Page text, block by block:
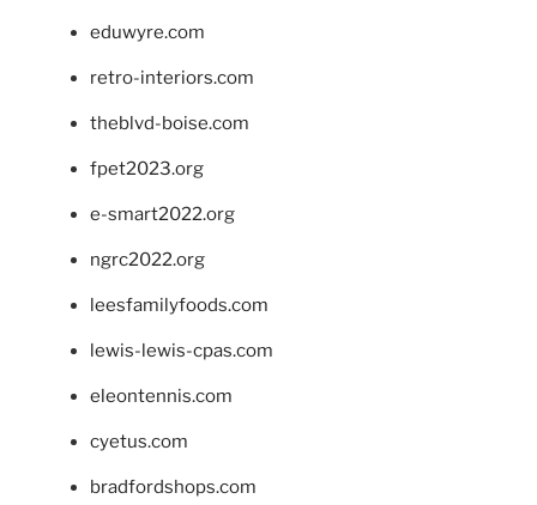
eduwyre.com
retro-interiors.com
theblvd-boise.com
fpet2023.org
e-smart2022.org
ngrc2022.org
leesfamilyfoods.com
lewis-lewis-cpas.com
eleontennis.com
cyetus.com
bradfordshops.com